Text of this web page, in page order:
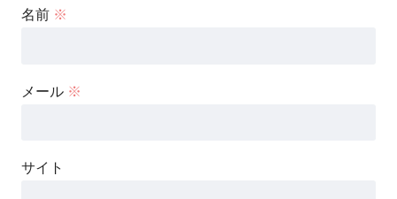
名前 ※
メール ※
サイト